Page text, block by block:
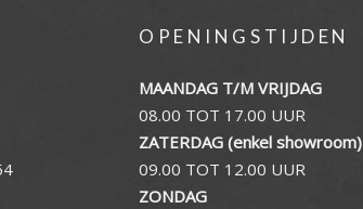
OPENINGSTIJDEN
MAANDAG T/M VRIJDAG
08.00 TOT 17.00 UUR
ZATERDAG (enkel showroom)
09.00 TOT 12.00 UUR
ZONDAG